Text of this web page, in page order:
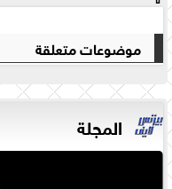
موضوعات متعلقة
المجلة